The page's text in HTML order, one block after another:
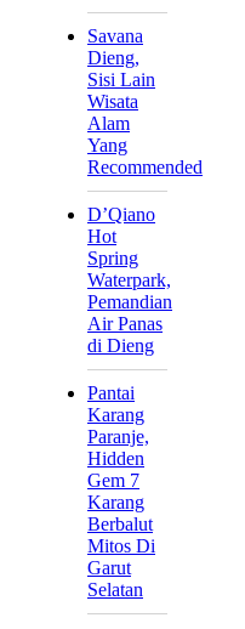
Savana
Dieng,
Sisi Lain
Wisata
Alam
Yang
Recommended
D’Qiano
Hot
Spring
Waterpark,
Pemandian
Air Panas
di Dieng
Pantai
Karang
Paranje,
Hidden
Gem 7
Karang
Berbalut
Mitos Di
Garut
Selatan